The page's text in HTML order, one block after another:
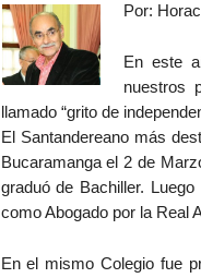
Por:
En este
nuestros
llamado “grito de
El Santandereano más
Bucaramanga el 2 de
graduó de Bachiller.
como Abogado por la Real
En el mismo Colegio fue